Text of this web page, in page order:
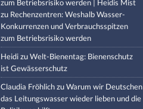
zum Betriebsrisiko werden | Heidis Mist
zu Rechenzentren: Weshalb Wasser-
Konkurrenzen und Verbrauchsspitzen
zum Betriebsrisiko werden
HeidizuWelt-Bienentag: Bienenschutz
ist Gewässerschutz
Claudia FröhlichzuWarum wir Deutschen
das Leitungswasser wieder lieben und die